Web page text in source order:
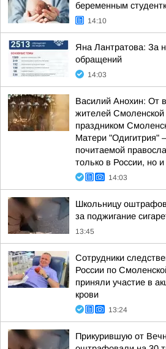
беременным
14:10
Яна Лантратова: За
обращений
14:03
Василий Анохин: От
жителей Смоленской
праздником
Матери "Одигитрия"
почитаемой
только в России, но
14:03
Школьницу
за поджигание
13:45
Сотрудники
России по
приняли участие в
крови
13:24
Прикурившую от